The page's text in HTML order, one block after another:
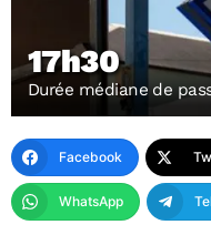
17h30
Durée médiane de
Facebook
WhatsApp